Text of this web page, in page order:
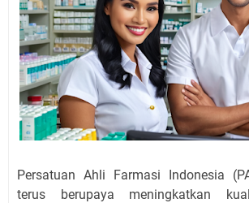
Persatuan Ahli Farmasi Indonesia
terus berupaya meningkatkan